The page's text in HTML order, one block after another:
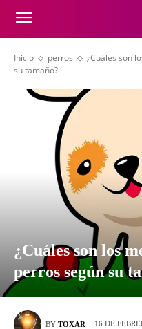
Inicio perros
¿Cuáles son
su tamaño?
¿Cuáles son los
perros según su
BY TOXAR 16 DE